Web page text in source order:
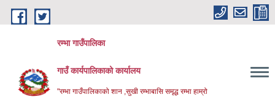
Skip to main content
रम्भा गाउँपालिका
गाउँ कार्यपालिकाको कार्यालय
"रम्भा गाउँपालिकाको शान ,सुखी रम्भाबासि समृद्ध रम्भा हाम्रो